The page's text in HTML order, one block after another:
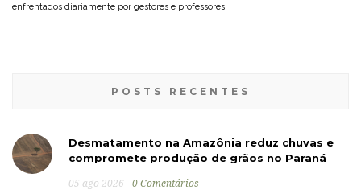
enfrentados diariamente por gestores e professores.
POSTS RECENTES
Desmatamento na Amazônia reduz chuvas e
compromete produção de grãos no Paraná
05 ago 2026 0 Comentários